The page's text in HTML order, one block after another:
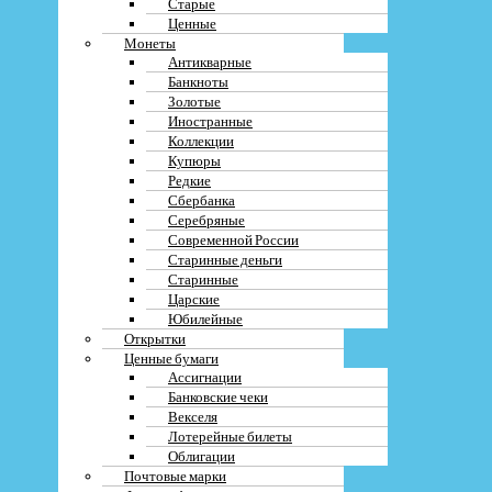
Ценные
Монеты
Антикварные
Банкноты
Золотые
Иностранные
Коллекции
Купюры
Редкие
Сбербанка
Серебряные
Современной России
Старинные деньги
Старинные
Царские
Юбилейные
Открытки
Ценные бумаги
Ассигнации
Банковские чеки
Векселя
Лотерейные билеты
Облигации
Почтовые марки
Оставить заявку
О компании
Контакты
Вакансии
Блог
О компании
Контакты
Вакансии
Блог
Скупка
Преимущества
Перечень услуг
Кредит